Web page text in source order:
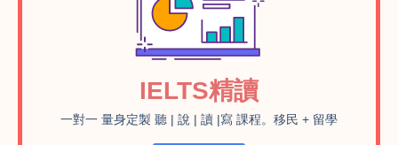
IELTS精讀
一對一 量身定製 聽 | 說 | 讀 |寫 課程。移民 + 留學